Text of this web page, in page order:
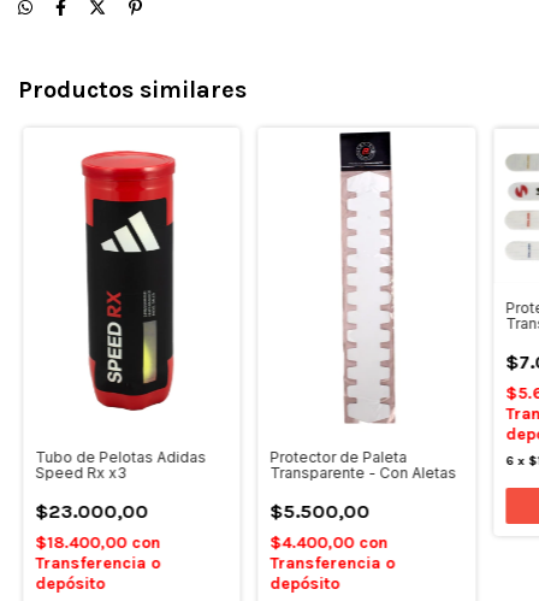
Productos similares
Tubo de Pelotas Adidas
Speed Rx x3
$23.000,00
$18.400,00 con
Transferencia o
depósito
Protector de Paleta
Transparente - Con Aletas
$5.500,00
$4.400,00 con
Transferencia o
depósito
6 x